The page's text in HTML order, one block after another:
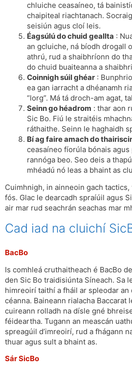
chluiche ceasaíneo, tá
chaipiteal riachtanach.
seisiún agus cloí leis.
Éagsúlú do chuid geallta :
an gcluiche, ná bíodh drogall
athrú, rud a shaibhríonn do
do chuid buaiteanna a
Coinnigh súil ghéar :
ea gan iarracht a dhéanamh
“lorg”. Má tá droch-am agat,
Seinn go héadrom : thar aon
Sic Bo. Fiú le straitéis
ráthaithe. Seinn le haghaidh
Bí ag faire amach do
ceasaíneo fíorúla bónais
rannóga beo. Seo deis a
mhéadú nó leas a bhaint as
Cuimhnigh, in ainneoin gach
fós. Glac le dearcadh spraíúil agus
air mar rud seachrán seachas mar
Cad iad na cluichí
BacBo
Is comhleá cruthaitheach é BacBo
den Sic Bo traidisiúnta Síneach. Sa
himreoirí taithí a fháil ar spleodar an
céanna. Baineann rialacha Baccarat
cuireann rolladh na dísle gné
féideartha. Tugann an meascán
spreagúil d’imreoirí, rud a fhágann
thuar agus sult a bhaint as.
Sár SicBo